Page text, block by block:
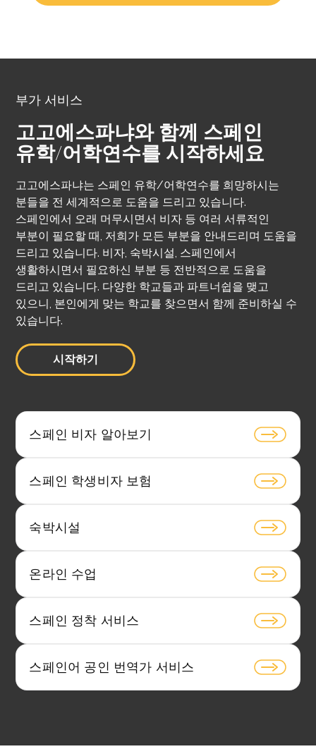
부가 서비스
고고에스파냐와 함께 스페인
유학/어학연수를 시작하세요
고고에스파냐는 스페인 유학/어학연수를 희망하시는
분들을 전 세계적으로 도움을 드리고 있습니다.
스페인에서 오래 머무시면서 비자 등 여러 서류적인
부분이 필요할 때, 저희가 모든 부분을 안내드리며 도움을
드리고 있습니다. 비자, 숙박시설, 스페인에서
생활하시면서 필요하신 부분 등 전반적으로 도움을
드리고 있습니다. 다양한 학교들과 파트너쉽을 맺고
있으니, 본인에게 맞는 학교를 찾으면서 함께 준비하실 수
있습니다.
시작하기
스페인 비자 알아보기
스페인 학생비자 보험
숙박시설
온라인 수업
스페인 정착 서비스
스페인어 공인 번역가 서비스